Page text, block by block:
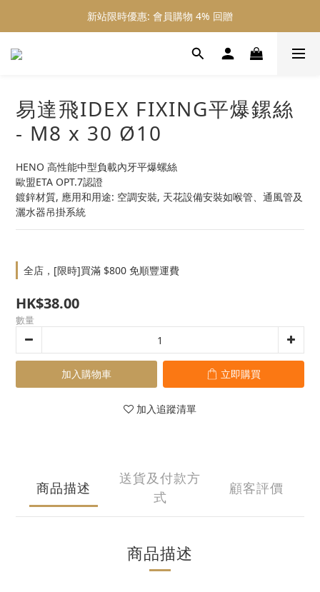
新站限時優惠: 會員購物 4% 回贈
新站限時優惠: 會員購物 4% 回贈
新站限時優惠: 滿 $800 順豐免運費
易達飛IDEX FIXING平爆鏍絲
- M8 x 30 Ø10
HENO 高性能中型負載內牙平爆螺絲​
歐盟ETA OPT.7認證
​鍍鋅材質, 應用和用途: 空調安裝, 天花設備安裝如喉管、通風管及
灑水器吊掛系統
全店，[限時]買滿 $800 免順豐運費
HK$38.00
數量
加入購物車 立即購買
加入追蹤清單
商品描述
送貨及付款方
式
顧客評價
商品描述